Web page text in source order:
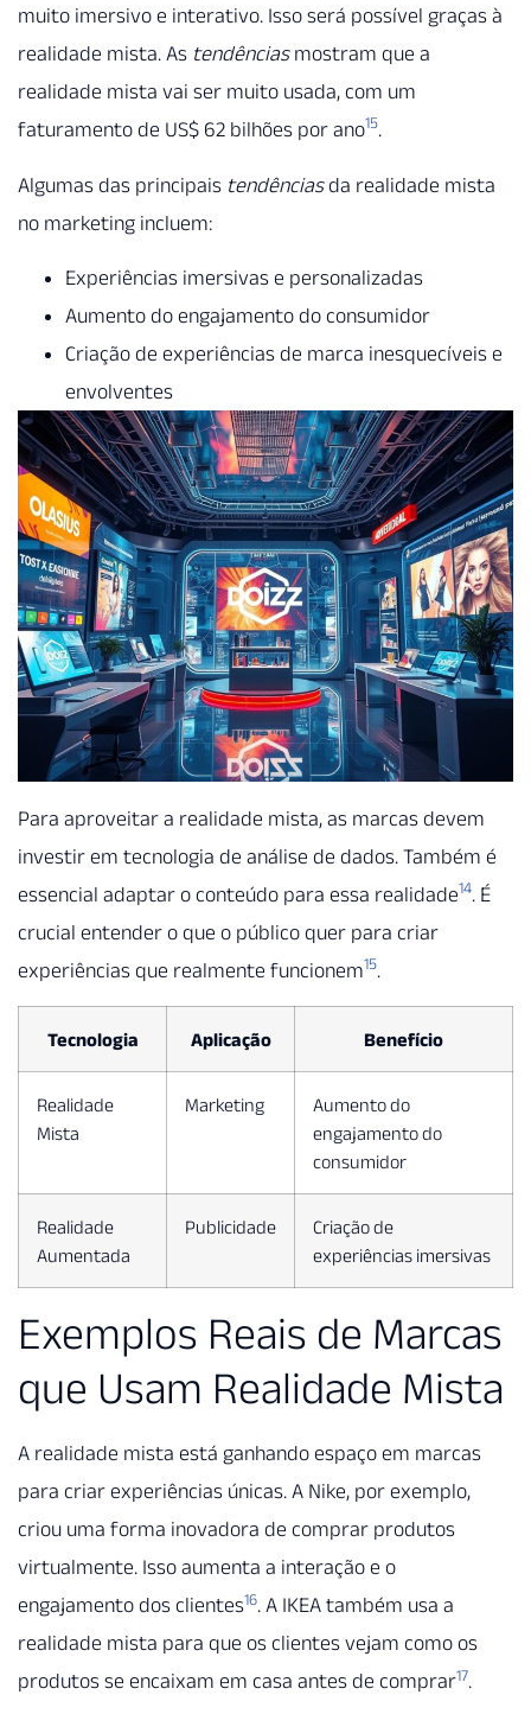
muito imersivo e interativo. Isso será possível graças à
realidade mista. As tendênciasmostram que a
realidade mista vai ser muito usada, com um
faturamento de US$ 62 bilhões por ano15.
Algumas das principais tendênciasda realidade mista
no marketing incluem:
Experiências imersivas e personalizadas
Aumento do engajamento do consumidor
Criação de experiências de marca inesquecíveis e
envolventes
Para aproveitar a realidade mista, as marcas devem
investir em tecnologia de análise de dados. Também é
essencial adaptar o conteúdo para essa realidade14. É
crucial entender o que o público quer para criar
experiências que realmente funcionem15.
Tecnologia Aplicação Benefício
Realidade
Mista
Marketing
Aumento do
engajamento do
consumidor
Realidade
Aumentada
Publicidade
Criação de
experiências imersivas
Exemplos Reais de Marcas
que Usam Realidade Mista
A realidade mista está ganhando espaço em marcas
para criar experiências únicas. A Nike, por exemplo,
criou uma forma inovadora de comprar produtos
virtualmente. Isso aumenta a interação e o
engajamento dos clientes16. A IKEA também usa a
realidade mista para que os clientes vejam como os
produtos se encaixam em casa antes de comprar17.